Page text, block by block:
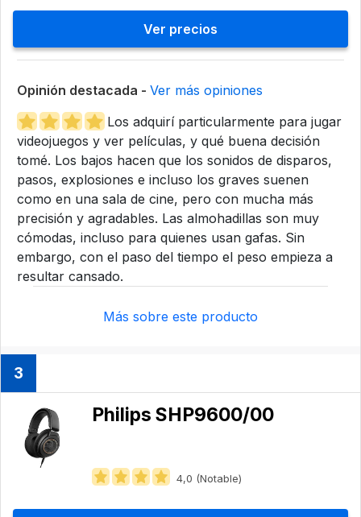
Ver precios
Opinión destacada - Ver más opiniones
Los adquirí particularmente para jugar
videojuegos y ver películas, y qué buena decisión
tomé. Los bajos hacen que los sonidos de disparos,
pasos, explosiones e incluso los graves suenen
como en una sala de cine, pero con mucha más
precisión y agradables. Las almohadillas son muy
cómodas, incluso para quienes usan gafas. Sin
embargo, con el paso del tiempo el peso empieza a
resultar cansado.
Más sobre este producto
3
Philips ‎SHP9600/00
4,0 (Notable)